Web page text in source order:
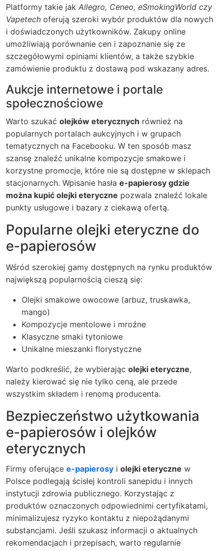
Platformy takie jak Allegro, Ceneo, eSmokingWorld czy
Vapetech oferują szeroki wybór produktów dla nowych
i doświadczonych użytkowników. Zakupy online
umożliwiają porównanie cen i zapoznanie się ze
szczegółowymi opiniami klientów, a także szybkie
zamówienie produktu z dostawą pod wskazany adres.
Aukcje internetowe i portale
społecznościowe
Warto szukać olejków eterycznych również na
popularnych portalach aukcyjnych i w grupach
tematycznych na Facebooku. W ten sposób masz
szansę znaleźć unikalne kompozycje smakowe i
korzystne promocje, które nie są dostępne w sklepach
stacjonarnych. Wpisanie hasła e-papierosy gdzie
można kupić olejki eteryczne pozwala znaleźć lokale
punkty usługowe i bazary z ciekawą ofertą.
Popularne olejki eteryczne do
e-papierosów
Wśród szerokiej gamy dostępnych na rynku produktów
największą popularnością cieszą się:
Olejki smakowe owocowe (arbuz, truskawka,
mango)
Kompozycje mentolowe i mroźne
Klasyczne smaki tytoniowe
Unikalne mieszanki florystyczne
Warto podkreślić, że wybierając olejki eteryczne,
należy kierować się nie tylko ceną, ale przede
wszystkim składem i renomą producenta.
Bezpieczeństwo użytkowania
e-papierosów i olejków
eterycznych
Firmy oferujące e-papierosy i olejki eteryczne w
Polsce podlegają ścisłej kontroli sanepidu i innych
instytucji zdrowia publicznego. Korzystając z
produktów oznaczonych odpowiednimi certyfikatami,
minimalizujesz ryzyko kontaktu z niepożądanymi
substancjami. Jeśli szukasz informacji o aktualnych
rekomendacjach i przepisach, warto regularnie